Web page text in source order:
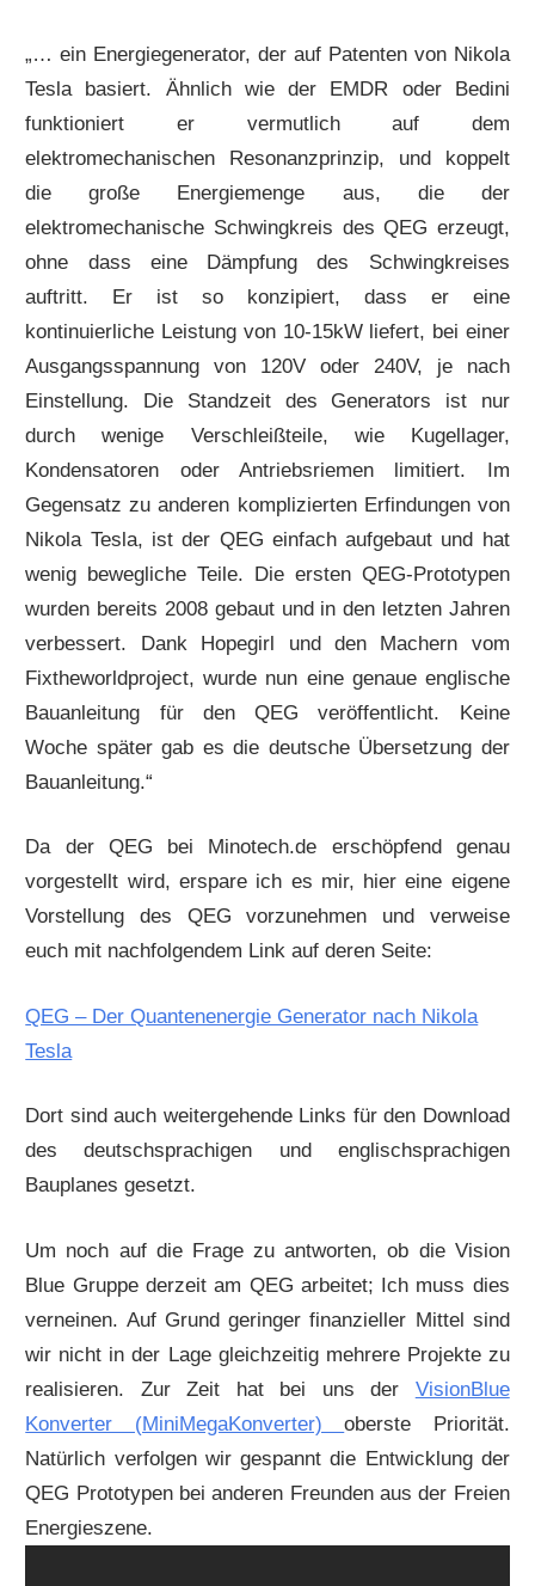
„… ein Energiegenerator, der auf Patenten von Nikola
Tesla basiert. Ähnlich wie der EMDR oder Bedini
funktioniert er vermutlich auf dem
elektromechanischen Resonanzprinzip, und koppelt
die große Energiemenge aus, die der
elektromechanische Schwingkreis des QEG erzeugt,
ohne dass eine Dämpfung des Schwingkreises
auftritt. Er ist so konzipiert, dass er eine
kontinuierliche Leistung von 10-15kW liefert, bei einer
Ausgangsspannung von 120V oder 240V, je nach
Einstellung. Die Standzeit des Generators ist nur
durch wenige Verschleißteile, wie Kugellager,
Kondensatoren oder Antriebsriemen limitiert. Im
Gegensatz zu anderen komplizierten Erfindungen von
Nikola Tesla, ist der QEG einfach aufgebaut und hat
wenig bewegliche Teile. Die ersten QEG-Prototypen
wurden bereits 2008 gebaut und in den letzten Jahren
verbessert. Dank Hopegirl und den Machern vom
Fixtheworldproject, wurde nun eine genaue englische
Bauanleitung für den QEG veröffentlicht. Keine
Woche später gab es die deutsche Übersetzung der
Bauanleitung.“
Da der QEG bei Minotech.de erschöpfend genau
vorgestellt wird, erspare ich es mir, hier eine eigene
Vorstellung des QEG vorzunehmen und verweise
euch mit nachfolgendem Link auf deren Seite:
QEG – Der Quantenenergie Generator nach Nikola
Tesla
Dort sind auch weitergehende Links für den Download
des deutschsprachigen und englischsprachigen
Bauplanes gesetzt.
Um noch auf die Frage zu antworten, ob die Vision
Blue Gruppe derzeit am QEG arbeitet; Ich muss dies
verneinen. Auf Grund geringer finanzieller Mittel sind
wir nicht in der Lage gleichzeitig mehrere Projekte zu
realisieren. Zur Zeit hat bei uns der VisionBlue
Konverter (MiniMegaKonverter)oberste Priorität.
Natürlich verfolgen wir gespannt die Entwicklung der
QEG Prototypen bei anderen Freunden aus der Freien
Energieszene.